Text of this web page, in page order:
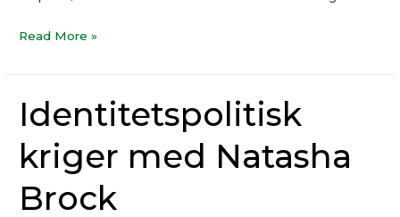
Read More »
Identitetspolitisk
kriger med Natasha
Brock
Identitetspolitisk
kriger
med
Natasha
Brock